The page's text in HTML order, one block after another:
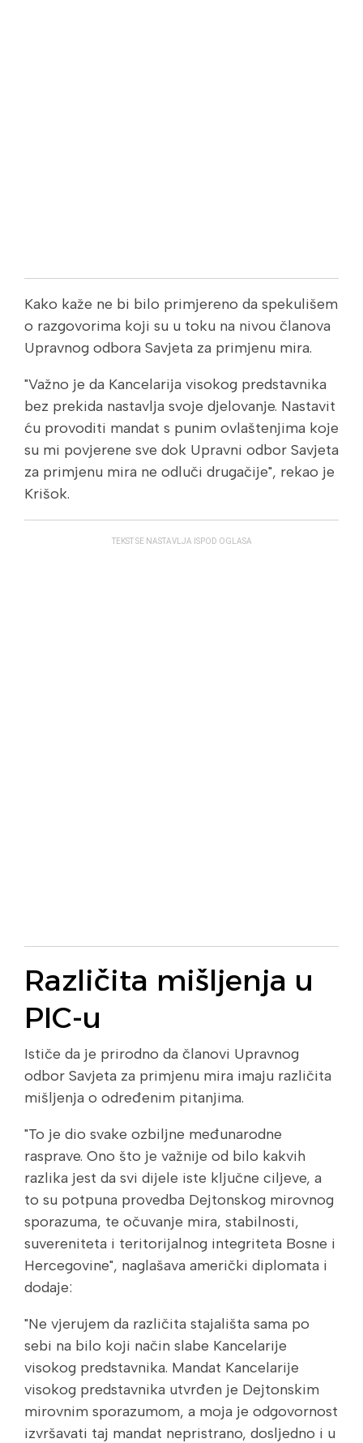
Kako kaže ne bi bilo primjereno da spekulišem
o razgovorima koji su u toku na nivou članova
Upravnog odbora Savjeta za primjenu mira.
"Važno je da Kancelarija visokog predstavnika
bez prekida nastavlja svoje djelovanje. Nastavit
ću provoditi mandat s punim ovlaštenjima koje
su mi povjerene sve dok Upravni odbor Savjeta
za primjenu mira ne odluči drugačije", rekao je
Krišok.
TEKST SE NASTAVLJA ISPOD OGLASA
Različita mišljenja u
PIC-u
Ističe da je prirodno da članovi Upravnog
odbor Savjeta za primjenu mira imaju različita
mišljenja o određenim pitanjima.
"To je dio svake ozbiljne međunarodne
rasprave. Ono što je važnije od bilo kakvih
razlika jest da svi dijele iste ključne ciljeve, a
to su potpuna provedba Dejtonskog mirovnog
sporazuma, te očuvanje mira, stabilnosti,
suvereniteta i teritorijalnog integriteta Bosne i
Hercegovine", naglašava američki diplomata i
dodaje:
"Ne vjerujem da različita stajališta sama po
sebi na bilo koji način slabe Kancelarije
visokog predstavnika. Mandat Kancelarije
visokog predstavnika utvrđen je Dejtonskim
mirovnim sporazumom, a moja je odgovornost
izvršavati taj mandat nepristrano, dosljedno i u